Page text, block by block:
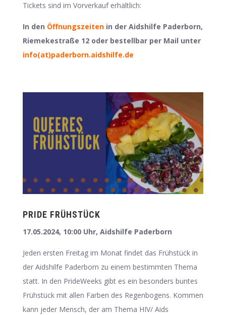
Tickets sind im Vorverkauf erhältlich:
In den Öffnungszeitenin der Aidshilfe Paderborn,
Riemekestraße 12 oder bestellbar per Mail unter
info(at)paderborn.aidshilfe.de
PRIDE FRÜHSTÜCK
17.05.2024, 10:00 Uhr, Aidshilfe Paderborn
Jeden ersten Freitag im Monat findet das Frühstück in
der Aidshilfe Paderborn zu einem bestimmten Thema
statt. In den PrideWeeks gibt es ein besonders buntes
Frühstück mit allen Farben des Regenbogens. Kommen
kann jeder Mensch, der am Thema HIV/ Aids